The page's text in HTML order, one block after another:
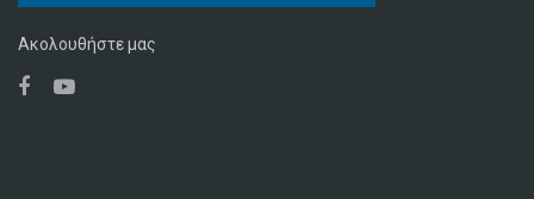
Ακολουθήστε μας